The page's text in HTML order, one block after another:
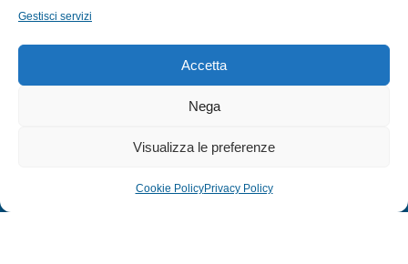
Gestisci servizi
Accetta
Nega
Visualizza le preferenze
Cookie PolicyPrivacy Policy
TERMINI E CONDIZIONI